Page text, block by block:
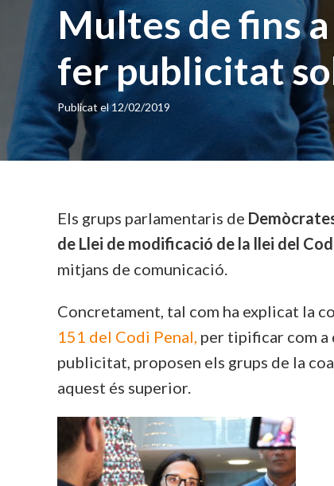
Multes de fins
fer publicitat
Publicat el12/02/2019
Els grups parlamentaris de
de Llei de modificació de la llei del
mitjans de comunicació.
Concretament, tal com ha explicat la
151 del Codi Penal, per tipificar com a
publicitat, proposen els grups de la
aquest és superior.